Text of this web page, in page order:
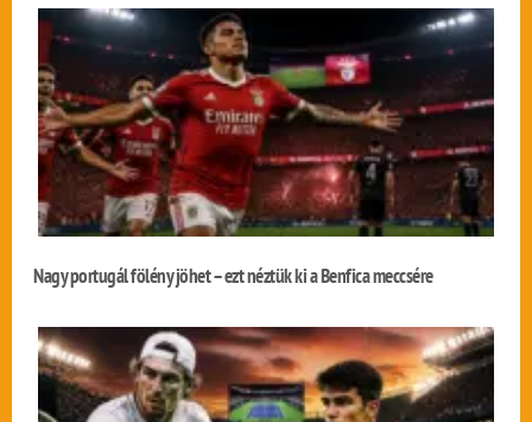
Nagy portugál fölény jöhet – ezt néztük ki a Benfica meccsére